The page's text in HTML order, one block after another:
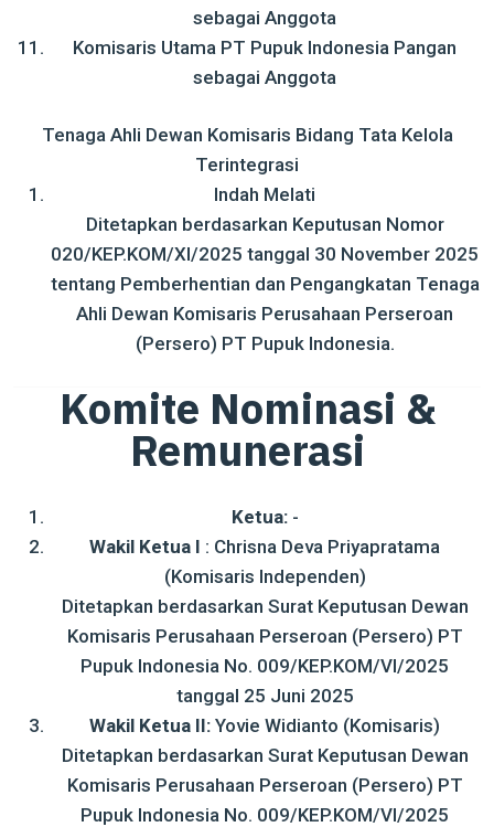
sebagai Anggota
Komisaris Utama PT Pupuk Indonesia Pangan
sebagai Anggota
Tenaga Ahli Dewan Komisaris Bidang Tata Kelola
Terintegrasi
Indah Melati
Ditetapkan berdasarkan Keputusan Nomor
020/KEP.KOM/XI/2025 tanggal 30 November 2025
tentang Pemberhentian dan Pengangkatan Tenaga
Ahli Dewan Komisaris Perusahaan Perseroan
(Persero) PT Pupuk Indonesia.
Komite Nominasi &
Remunerasi
Ketua:-
Wakil Ketua I : Chrisna Deva Priyapratama
(Komisaris Independen)
Ditetapkan berdasarkan Surat Keputusan Dewan
Komisaris Perusahaan Perseroan (Persero) PT
Pupuk Indonesia No. 009/KEP.KOM/VI/2025
tanggal 25 Juni 2025
Wakil Ketua II: Yovie Widianto (Komisaris)
Ditetapkan berdasarkan Surat Keputusan Dewan
Komisaris Perusahaan Perseroan (Persero) PT
Pupuk Indonesia No. 009/KEP.KOM/VI/2025